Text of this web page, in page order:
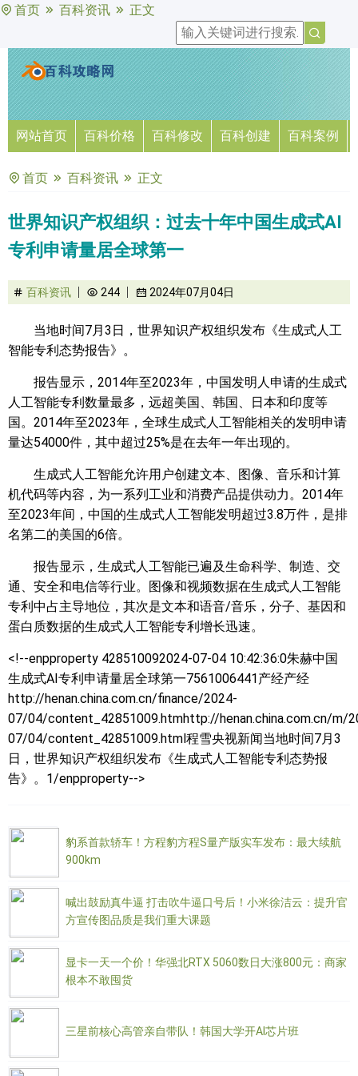
首页 百科资讯 正文
网站首页 百科价格 百科修改 百科创建 百科案例
首页 百科资讯 正文
世界知识产权组织：过去十年中国生成式AI
专利申请量居全球第一
百科资讯 244 2024年07月04日
当地时间7月3日，世界知识产权组织发布《生成式人工
智能专利态势报告》。
报告显示，2014年至2023年，中国发明人申请的生成式
人工智能专利数量最多，远超美国、韩国、日本和印度等
国。2014年至2023年，全球生成式人工智能相关的发明申请
量达54000件，其中超过25%是在去年一年出现的。
生成式人工智能允许用户创建文本、图像、音乐和计算
机代码等内容，为一系列工业和消费产品提供动力。2014年
至2023年间，中国的生成式人工智能发明超过3.8万件，是排
名第二的美国的6倍。
报告显示，生成式人工智能已遍及生命科学、制造、交
通、安全和电信等行业。图像和视频数据在生成式人工智能
专利中占主导地位，其次是文本和语音/音乐，分子、基因和
蛋白质数据的生成式人工智能专利增长迅速。
<!--enpproperty 428510092024-07-04 10:42:36:0朱赫中国
生成式AI专利申请量居全球第一7561006441产经产经
http://henan.china.com.cn/finance/2024-
07/04/content_42851009.htmhttp://henan.china.com.cn/m/
07/04/content_42851009.html程雪央视新闻当地时间7月3
日，世界知识产权组织发布《生成式人工智能专利态势报
告》。1/enpproperty-->
豹系首款轿车！方程豹方程S量产版实车发布：最大续航
900km
喊出鼓励真牛逼 打击吹牛逼口号后！小米徐洁云：提升官
方宣传图品质是我们重大课题
显卡一天一个价！华强北RTX 5060数日大涨800元：商家
根本不敢囤货
三星前核心高管亲自带队！韩国大学开AI芯片班